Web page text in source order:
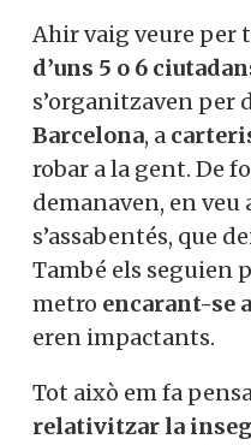
Ahir vaig veure per
d’uns 5 o 6
s’organitzaven per
Barcelona, a
robar a la gent. De
demanaven, en
s’assabentés, que
També els seguien
metro encarant-se
eren impactants.
Tot això em fa
relativitzar la